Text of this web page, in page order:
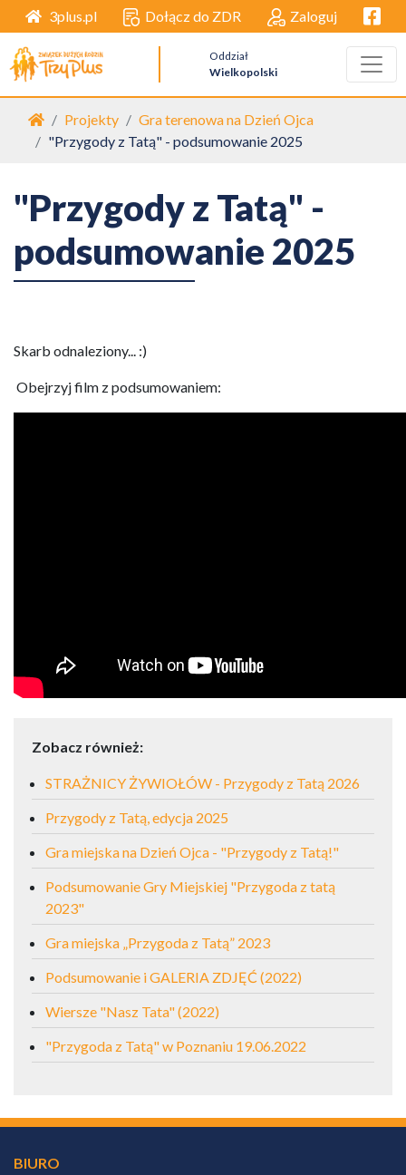
3plus.pl Dołącz do ZDR Zaloguj
Oddział
Wielkopolski
Strona główna
Projekty
Gra terenowa na Dzień Ojca
"Przygody z Tatą" - podsumowanie 2025
"Przygody z Tatą" -
podsumowanie 2025
Skarb odnaleziony... :)
Obejrzyj film z podsumowaniem:
Zobacz również:
STRAŻNICY ŻYWIOŁÓW - Przygody z Tatą 2026
Przygody z Tatą, edycja 2025
Gra miejska na Dzień Ojca - "Przygody z Tatą!"
Podsumowanie Gry Miejskiej "Przygoda z tatą
2023"
Gra miejska „Przygoda z Tatą” 2023
Podsumowanie i GALERIA ZDJĘĆ (2022)
Wiersze "Nasz Tata" (2022)
"Przygoda z Tatą" w Poznaniu 19.06.2022
BIURO